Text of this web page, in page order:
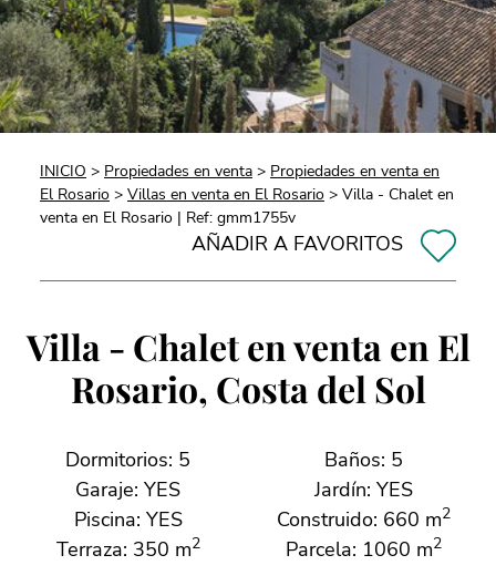
INICIO > Propiedades en venta > Propiedades en venta en
El Rosario > Villas en venta en El Rosario > Villa - Chalet en
venta en El Rosario | Ref: gmm1755v
AÑADIR A FAVORITOS
Villa - Chalet en venta en El
Rosario, Costa del Sol
Dormitorios: 5
Baños: 5
Garaje: YES
Jardín: YES
Piscina: YES
Construido: 660 m2
Terraza: 350 m2 Parcela: 1060 m2